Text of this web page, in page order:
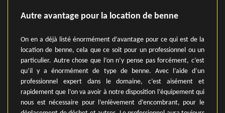
Autre avantage pour la location de benne
On en a déjà listé énormément d’avantage pour ce qui est de la
location de benne, cela que ce soit pour un professionnel ou un
particulier. Autre chose que l’on n’y pense pas forcément, c’est
qu’il y a énormément de type de benne. Avec l’aide d’un
professionnel expert dans le domaine, c’est aisément et
rapidement que l’on va avoir à notre disposition l’équipement qui
nous est nécessaire pour l’enlèvement d’encombrant, pour le